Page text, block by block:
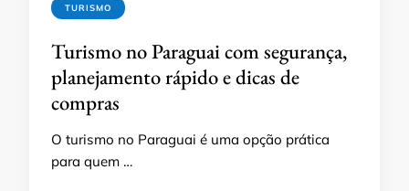
TURISMO
Turismo no Paraguai com segurança,
planejamento rápido e dicas de
compras
O turismo no Paraguai é uma opção prática
para quem …